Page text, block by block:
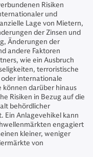
Risiken
und
Lage von Mietern,
der Zinsen und
Änderungen der
andere Faktoren
wie ein Ausbruch
terroristische
internationale
darüber hinaus
Risiken in Bezug auf die
behördlicher
Ein Anlagevehikel kann
engagiert
kleiner, weniger
von